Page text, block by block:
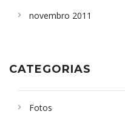
novembro 2011
CATEGORIAS
Fotos